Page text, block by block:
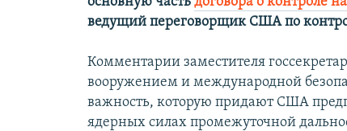
ведущий переговорщик США по
Комментарии заместителя
вооружением и международной
важность, которую придают США
ядерных силах промежуточной